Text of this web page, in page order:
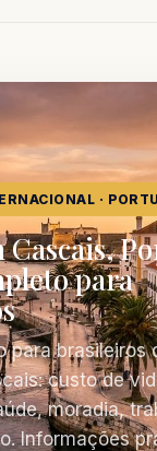
·
para
para brasileiros
custo de
moradia,
Informações